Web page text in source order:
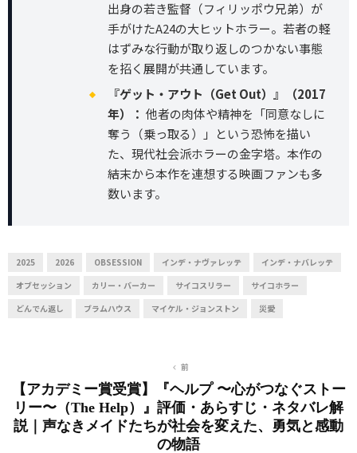
出身の若き監督（フィリッポウ兄弟）が
手がけたA24の大ヒットホラー。若者の軽
はずみな行動が取り返しのつかない事態
を招く展開が共通しています。
『ゲット・アウト（Get Out）』（2017
年）： 他者の肉体や精神を「同意なしに
奪う（乗っ取る）」という恐怖を描い
た、現代社会派ホラーの金字塔。本作の
結末から本作を連想する映画ファンも多
数います。
2025 2026 OBSESSION インデ・ナヴァレッテ
インデ・ナバレッテ
オブセッション
カリー・バーカー サイコスリラー
サイコホラー
どんでん返し
ブラムハウス マイケル・ジョンストン 災愛
前
【アカデミー賞受賞】『ヘルプ 〜心がつなぐストー
リー〜（The Help）』評価・あらすじ・ネタバレ解
説｜声なきメイドたちが社会を変えた、勇気と感動
の物語